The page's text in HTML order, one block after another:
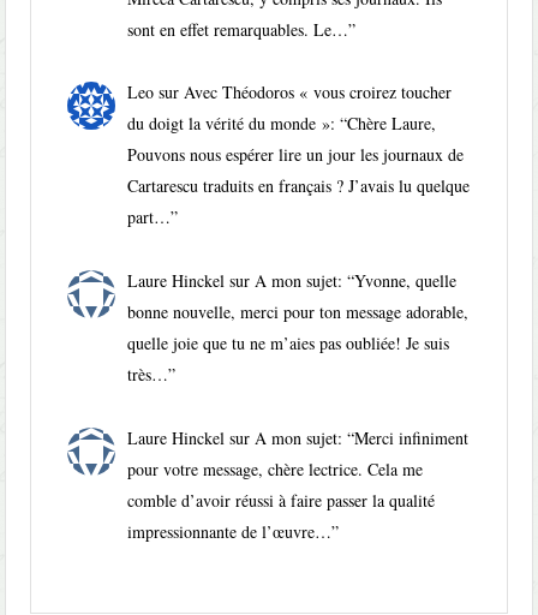
sont en effet remarquables. Le…”
Leo surAvec Théodoros « vous croirez toucher
du doigt la vérité du monde »: “Chère Laure,
Pouvons nous espérer lire un jour les journaux de
Cartarescu traduits en français ? J’avais lu quelque
part…”
Laure Hinckel surA mon sujet: “Yvonne, quelle
bonne nouvelle, merci pour ton message adorable,
quelle joie que tu ne m’aies pas oubliée! Je suis
très…”
Laure Hinckel surA mon sujet: “Merci infiniment
pour votre message, chère lectrice. Cela me
comble d’avoir réussi à faire passer la qualité
impressionnante de l’œuvre…”